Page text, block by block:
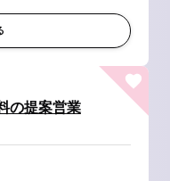
市するまで、プロジェ
の提案営業